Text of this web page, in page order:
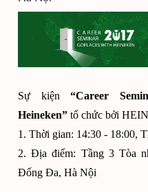
Sự kiện“Career
Heineken” tổ chức bởi
1. Thời gian: 14:30 - 18:00,
2. Địa điểm: Tầng 3 Tòa
Đống Đa, Hà Nội